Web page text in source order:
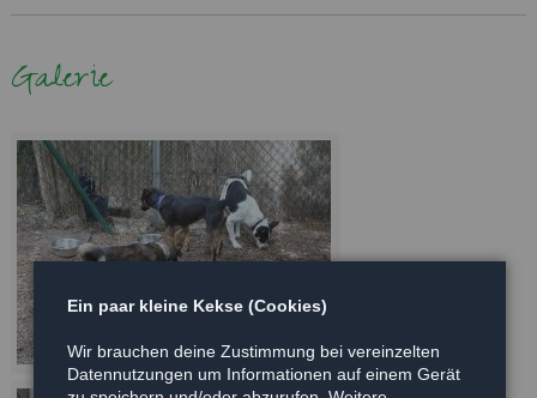
Galerie
Ein paar kleine Kekse (Cookies)
Wir brauchen deine Zustimmung bei vereinzelten
Datennutzungen um Informationen auf einem Gerät